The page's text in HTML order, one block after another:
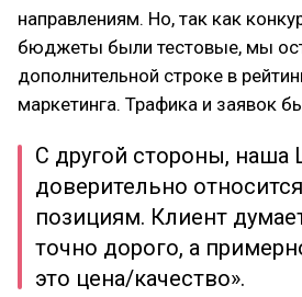
направлениям. Но, так как
бюджеты были тестовые, мы
дополнительной строке в
маркетинга. Трафика и заявок
С другой стороны, наша
доверительно
позициям. Клиент
точно дорого, а
это цена/качество».